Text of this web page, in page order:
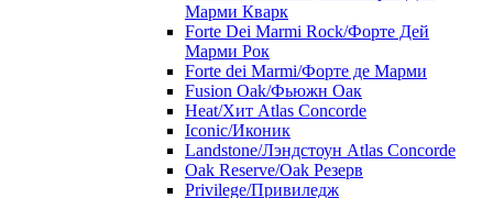
Марми Кварк
Forte Dei Marmi Rock/Форте Дей
Марми Рок
Forte dei Marmi/Форте де Марми
Fusion Oak/Фьюжн Оак
Heat/Xит Atlas Concorde
Iconic/Иконик
Landstone/Лэндстоун Atlas Concorde
Oak Reserve/Оak Резepв
Privilege/Привиледж